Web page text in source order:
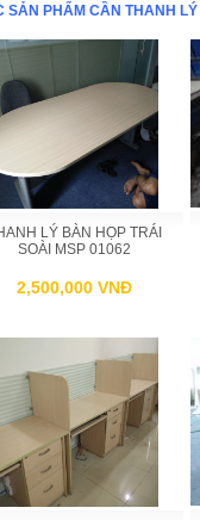
SẢN PHẨM CẦN THANH LÝ
LÝ BÀN HỌP TRÁI
SOÀI MSP 01062
2,500,000 VNĐ